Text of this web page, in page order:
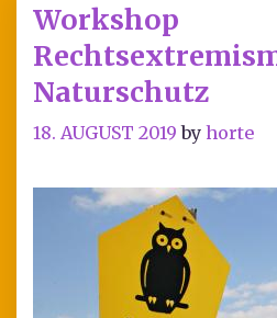
Workshop
Naturschutz
18. AUGUST 2019 byhorte